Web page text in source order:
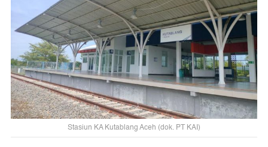
Stasiun KA Kutablang Aceh (dok. PT KAI)